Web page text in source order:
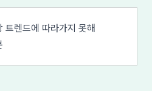
트렌드에 따라가지 못해